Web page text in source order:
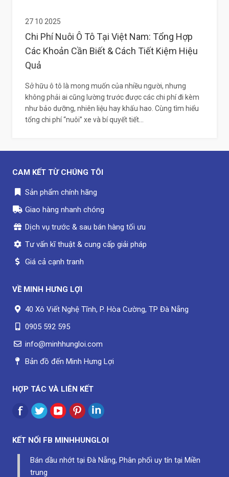
27 10 2025
Chi Phí Nuôi Ô Tô Tại Việt Nam: Tổng Hợp
Các Khoản Cần Biết & Cách Tiết Kiệm Hiệu
Quả
Sở hữu ô tô là mong muốn của nhiều người, nhưng
không phải ai cũng lường trước được các chi phí đi kèm
như bảo dưỡng, nhiên liệu hay khấu hao. Cùng tìm hiểu
tổng chi phí “nuôi” xe và bí quyết tiết...
CAM KẾT TỪ CHÚNG TÔI
Sản phẩm chính hãng
Giao hàng nhanh chóng
Dịch vụ trước & sau bán hàng tối ưu
Tư vấn kĩ thuật & cung cấp giải pháp
Giá cả cạnh tranh
VỀ MINH HƯNG LỢI
40 Xô Viết Nghệ Tĩnh, P. Hòa Cường, TP Đà Nẵng
0905 592 595
info@minhhungloi.com
Bản đồ đến Minh Hưng Lợi
HỢP TÁC VÀ LIÊN KẾT
KẾT NỐI FB MINHHUNGLOI
Bán dầu nhớt tại Đà Nẵng, Phân phối uy tín tại Miền
trung